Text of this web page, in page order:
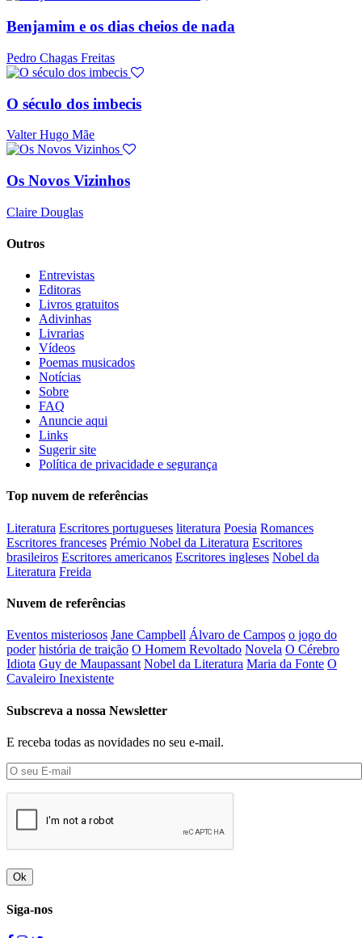
Benjamim e os dias cheios de nada
Pedro Chagas Freitas
O século dos imbecis
Valter Hugo Mãe
Os Novos Vizinhos
Claire Douglas
Outros
Entrevistas
Editoras
Livros gratuitos
Adivinhas
Livrarias
Vídeos
Poemas musicados
Notícias
Sobre
FAQ
Anuncie aqui
Links
Sugerir site
Política de privacidade e segurança
Top nuvem de referências
Literatura Escritores portugueses literatura Poesia Romances
Escritores franceses Prémio Nobel da Literatura Escritores
brasileiros Escritores americanos Escritores ingleses Nobel da
Literatura Freida
Nuvem de referências
Eventos misteriosos Jane Campbell Álvaro de Campos o jogo do
poder história de traição O Homem Revoltado Novela O Cérebro
Idiota Guy de Maupassant Nobel da Literatura Maria da Fonte O
Cavaleiro Inexistente
Subscreva a nossa Newsletter
E receba todas as novidades no seu e-mail.
Ok
Siga-nos